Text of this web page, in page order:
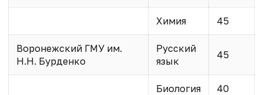
Химия 45
Воронежский ГМУ им.
Н.Н. Бурденко
Русский
язык
45
Биология 40